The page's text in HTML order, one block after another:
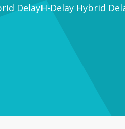
DelayH-Delay Hybrid